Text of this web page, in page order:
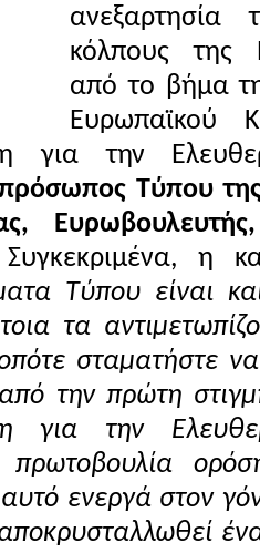
κόλπους της
από το βήμα
Ευρωπαϊκού
για την
Τύπου
Συγκεκριμένα, η
Τύπου είναι
τα
σταματήστε να
την πρώτη
για την
πρωτοβουλία
ενεργά στον